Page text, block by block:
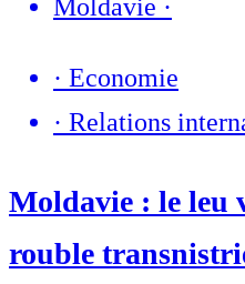
Moldavie ·
· Economie
· Relations
Moldavie : le leu
rouble